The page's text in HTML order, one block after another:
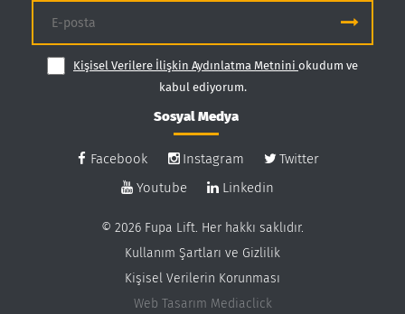
Kişisel Verilere İlişkin Aydınlatma Metnini okudum ve
kabul ediyorum.
Sosyal Medya
Facebook Instagram
Twitter
Youtube
Linkedin
© 2026 Fupa Lift. Her hakkı saklıdır.
Kullanım Şartları ve Gizlilik
Kişisel Verilerin Korunması
Web Tasarım Mediaclick